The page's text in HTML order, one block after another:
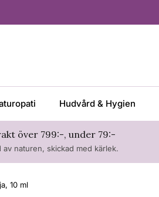
Hudvård & Hygien
över 799:-, under 79:-
av naturen, skickad med kärlek.
10 ml